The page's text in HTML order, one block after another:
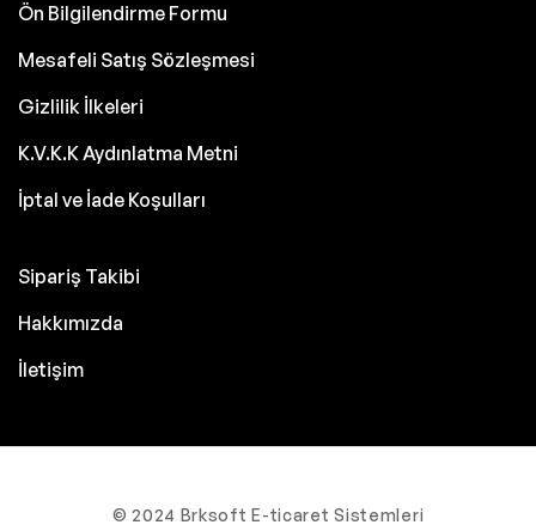
Ön Bilgilendirme Formu
Mesafeli Satış Sözleşmesi
Gizlilik İlkeleri
K.V.K.K Aydınlatma Metni
İptal ve İade Koşulları
Sipariş Takibi
Hakkımızda
İletişim
© 2024 Brksoft E-ticaret Sistemleri